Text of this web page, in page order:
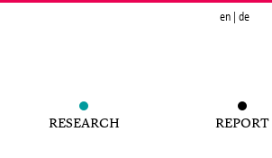
en de
RESEARCH REPORT